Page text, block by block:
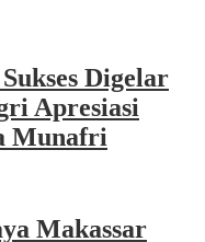
Digelar
Apresiasi
Munafri
Makassar